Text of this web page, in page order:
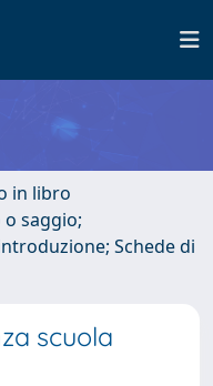
in libro
saggio;
Schede di
scuola